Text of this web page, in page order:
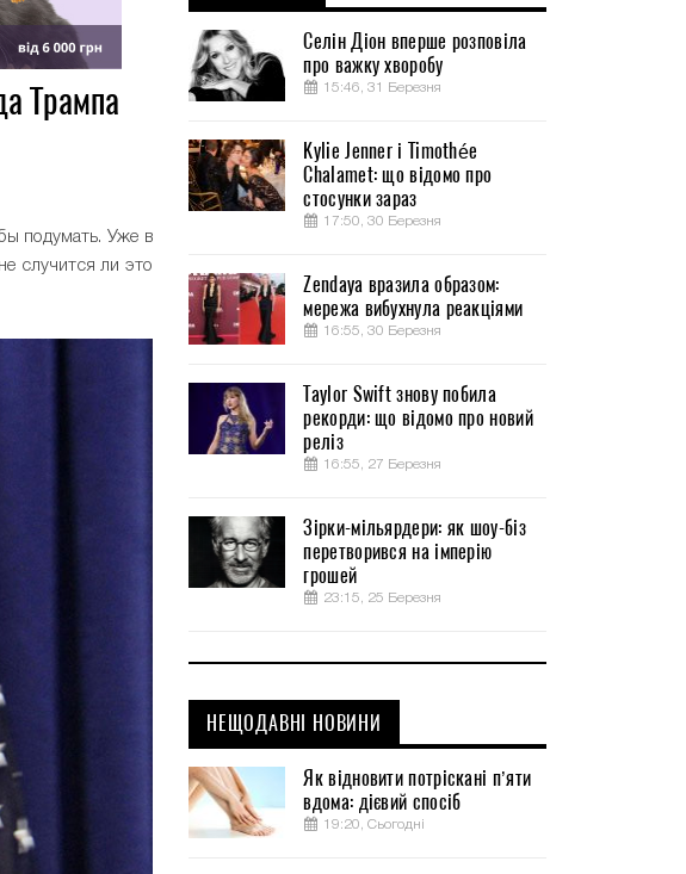
Трампа
подумать. Уже в
случится ли это
Селін Діон вперше розповіла
про важку хворобу
15:46, 31 Березня
Kylie Jenner і Timothée
Chalamet: що відомо про
стосунки зараз
17:50, 30 Березня
Zendaya вразила образом:
мережа вибухнула реакціями
16:55, 30 Березня
Taylor Swift знову побила
рекорди: що відомо про новий
реліз
16:55, 27 Березня
Зірки-мільярдери: як шоу-біз
перетворився на імперію
грошей
23:15, 25 Березня
НЕЩОДАВНІ НОВИНИ
Як відновити потріскані п’яти
вдома: дієвий спосіб
19:20, Сьогодні